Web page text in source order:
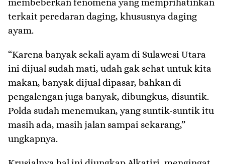
terkait peredaran daging, khususnya daging
ayam.
“Karena banyak sekali ayam di Sulawesi Utara
ini dijual sudah mati, udah gak sehat untuk kita
makan, banyak dijual dipasar, bahkan di
pengalengan juga banyak, dibungkus, disuntik.
Polda sudah menemukan, yang suntik-suntik itu
masih ada, masih jalan sampai sekarang,”
ungkapnya.